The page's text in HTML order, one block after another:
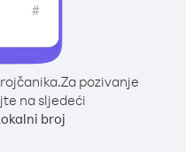
Za pozivanje
na sljedeći
broj